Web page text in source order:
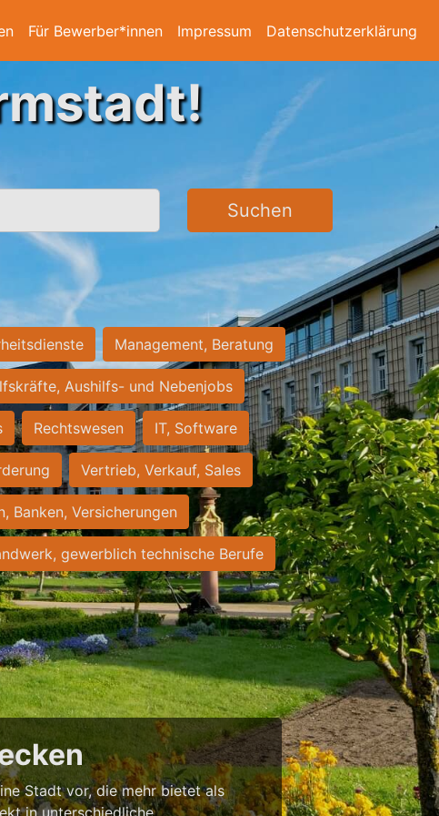
Für Bewerber*innen Impressum Datenschutzerklärung
Suchen
Management, Beratung
Aushilfs- und Nebenjobs
Rechtswesen IT, Software
Vertrieb, Verkauf, Sales
Banken, Versicherungen
gewerblich technische Berufe
Stadt vor, die mehr bietet als